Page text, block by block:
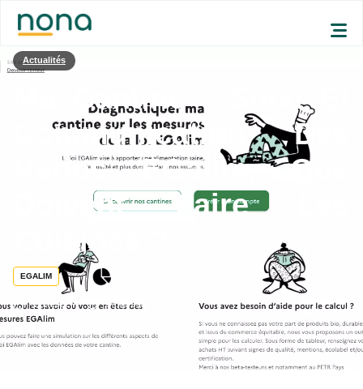
Actualités
Ma Cantine : Suivi Et
Communication Des
Ratios EGalim, Que
Doivent Faire Les
Cuisines ?
EGALIM
6/20/2022 2 min read